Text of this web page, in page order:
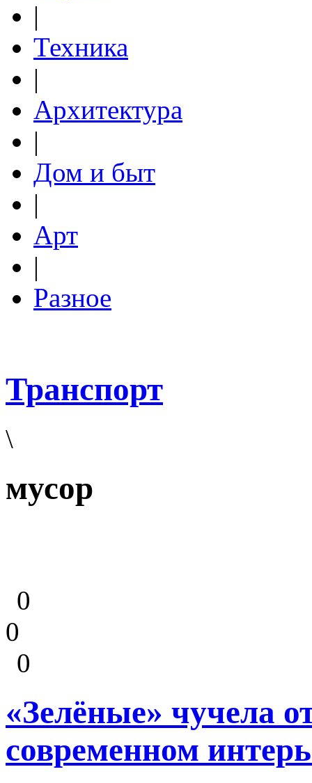
|
Техника
|
Архитектура
|
Дом и быт
|
Арт
|
Разное
Транспорт
\
мусор
0
0
0
«Зелёные» чучела
современном